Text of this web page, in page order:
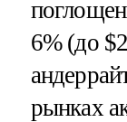
6% (до
рынках